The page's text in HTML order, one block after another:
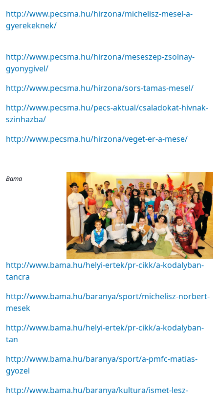
http://www.pecsma.hu/hirzona/michelisz-mesel-a-
gyerekeknek/
http://www.pecsma.hu/hirzona/meseszep-zsolnay-
gyonygivel/
http://www.pecsma.hu/hirzona/sors-tamas-mesel/
http://www.pecsma.hu/pecs-aktual/csaladokat-hivnak-
szinhazba/
http://www.pecsma.hu/hirzona/veget-er-a-mese/
Bama
http://www.bama.hu/helyi-ertek/pr-cikk/a-kodalyban-
tancra
http://www.bama.hu/baranya/sport/michelisz-norbert-
mesek
http://www.bama.hu/helyi-ertek/pr-cikk/a-kodalyban-
tan
http://www.bama.hu/baranya/sport/a-pmfc-matias-
gyozel
http://www.bama.hu/baranya/kultura/ismet-lesz-